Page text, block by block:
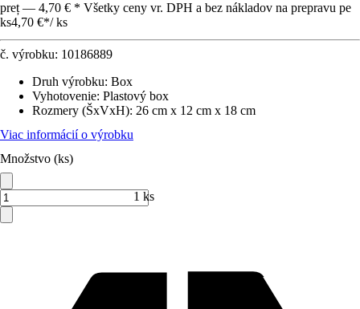
preț — 4,70 € * Všetky ceny vr. DPH a bez nákladov na prepravu pe
ks4,70 €*/ ks
č. výrobku: 10186889
Druh výrobku: Box
Vyhotovenie: Plastový box
Rozmery (ŠxVxH): 26 cm x 12 cm x 18 cm
Viac informácií o výrobku
Množstvo (ks)
1 ks